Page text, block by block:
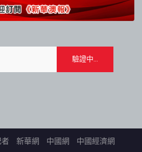
新華網 中國網 中國經濟網